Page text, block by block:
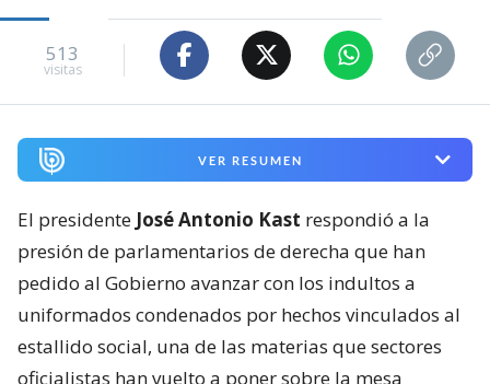
513
visitas
VER RESUMEN
El presidente José Antonio Kast respondió a la
presión de parlamentarios de derecha que han
pedido al Gobierno avanzar con los indultos a
uniformados condenados por hechos vinculados al
estallido social, una de las materias que sectores
oficialistas han vuelto a poner sobre la mesa